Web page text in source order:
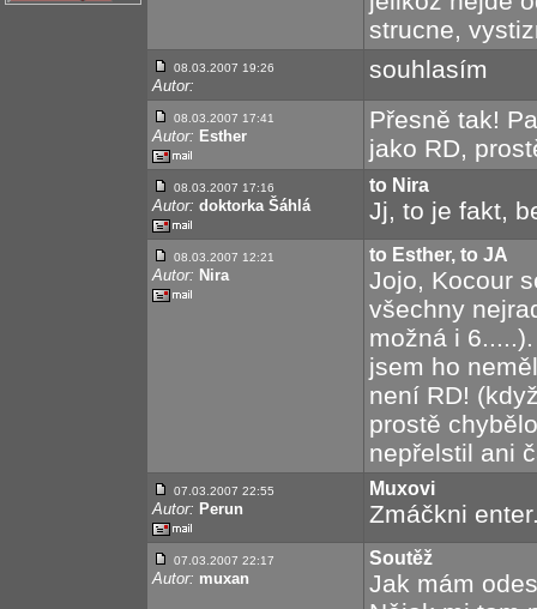
strucne,
08.03.2007 19:26
Autor:
souhlasím
08.03.2007 17:41
Autor: Esther
Přesně tak!
jako RD,
08.03.2007 17:16
Autor: doktorka Šáhlá
to Nira
Jj, to je fakt,
08.03.2007 12:21
Autor: Nira
to Esther, to JA
Jojo, Kocour
všechny
možná i
jsem ho
není RD!
prostě
nepřelstil ani
07.03.2007 22:55
Autor: Perun
Muxovi
Zmáčkni
07.03.2007 22:17
Autor: muxan
Soutěž
Jak mám